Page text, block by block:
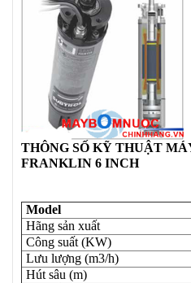
THÔNG SỐ KỸ THUẬT
FRANKLIN 6 INCH
Model
Hãng sản xuất
Công suất (KW)
Lưu lượng (m3/h)
Hút sâu (m)